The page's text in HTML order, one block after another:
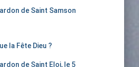
de Saint Samson
la Fête Dieu ?
de Saint Eloi, le 5